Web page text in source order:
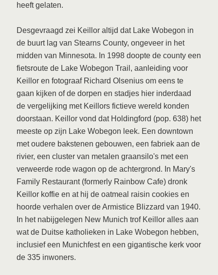
heeft gelaten.
Desgevraagd zei Keillor altijd dat Lake Wobegon in
de buurt lag van Stearns County, ongeveer in het
midden van Minnesota. In 1998 doopte de county een
fietsroute de Lake Wobegon Trail, aanleiding voor
Keillor en fotograaf Richard Olsenius om eens te
gaan kijken of de dorpen en stadjes hier inderdaad
de vergelijking met Keillors fictieve wereld konden
doorstaan. Keillor vond dat Holdingford (pop. 638) het
meeste op zijn Lake Wobegon leek. Een downtown
met oudere bakstenen gebouwen, een fabriek aan de
rivier, een cluster van metalen graansilo's met een
verweerde rode wagon op de achtergrond. In Mary's
Family Restaurant (formerly Rainbow Cafe) dronk
Keillor koffie en at hij de oatmeal raisin cookies en
hoorde verhalen over de Armistice Blizzard van 1940.
In het nabijgelegen New Munich trof Keillor alles aan
wat de Duitse katholieken in Lake Wobegon hebben,
inclusief een Munichfest en een gigantische kerk voor
de 335 inwoners.